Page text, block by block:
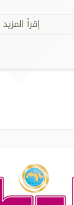
إقرأ المزيد